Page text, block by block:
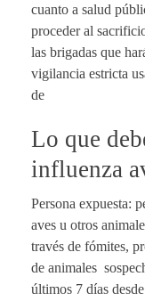
cuanto a salud
proceder al
las brigadas que
vigilancia estricta
de
Lo que
influenza
Persona expuesta:
aves u otros
través de fómites,
de animales
últimos 7 días